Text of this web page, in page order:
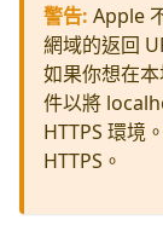
警告: Apple
網域的返回
如果你想在
件以將
HTTPS 環境。
HTTPS。